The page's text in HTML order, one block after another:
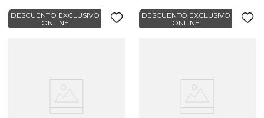
DESCUENTO EXCLUSIVO
ONLINE
DESCUENTO EXCLUSIVO
ONLINE